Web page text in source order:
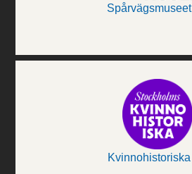
Spårvägsmuseet
Kvinnohistoriska